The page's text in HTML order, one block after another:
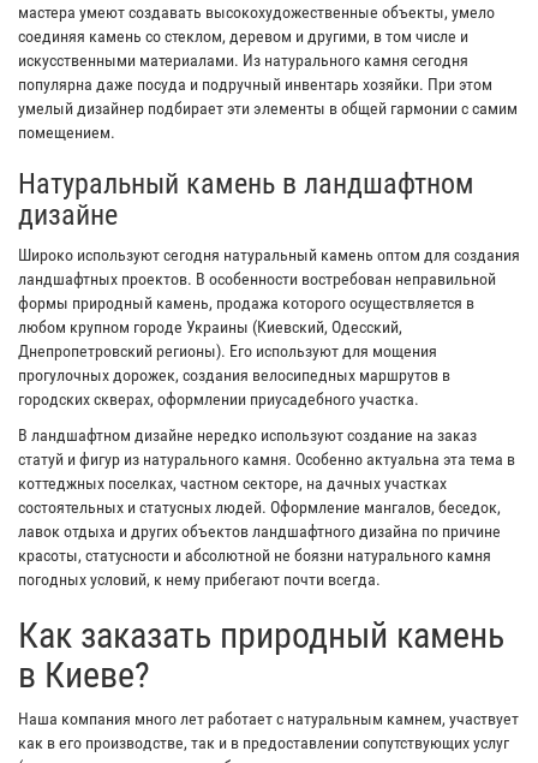
мастера умеют создавать высокохудожественные объекты, умело
соединяя камень со стеклом, деревом и другими, в том числе и
искусственными материалами. Из натурального камня сегодня
популярна даже посуда и подручный инвентарь хозяйки. При этом
умелый дизайнер подбирает эти элементы в общей гармонии с самим
помещением.
Натуральный камень в ландшафтном
дизайне
Широко используют сегодня натуральный камень оптом для создания
ландшафтных проектов. В особенности востребован неправильной
формы природный камень, продажа которого осуществляется в
любом крупном городе Украины (Киевский, Одесский,
Днепропетровский регионы). Его используют для мощения
прогулочных дорожек, создания велосипедных маршрутов в
городских скверах, оформлении приусадебного участка.
В ландшафтном дизайне нередко используют создание на заказ
статуй и фигур из натурального камня. Особенно актуальна эта тема в
коттеджных поселках, частном секторе, на дачных участках
состоятельных и статусных людей. Оформление мангалов, беседок,
лавок отдыха и других объектов ландшафтного дизайна по причине
красоты, статусности и абсолютной не боязни натурального камня
погодных условий, к нему прибегают почти всегда.
Как заказать природный камень
в Киеве?
Наша компания много лет работает с натуральным камнем, участвует
как в его производстве, так и в предоставлении сопутствующих услуг